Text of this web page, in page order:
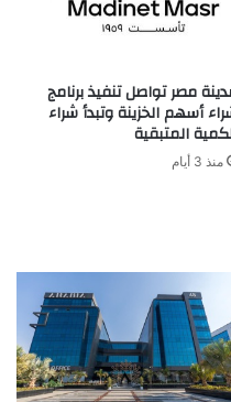
مصر تواصل تنفيذ برنامج
أسهم الخزينة وتبدأ شراء
المتبقية
منذ 3 أيام